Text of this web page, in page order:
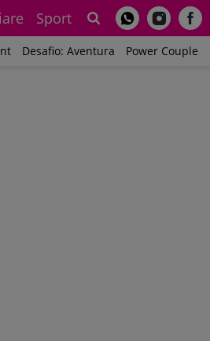
Sport
Desafio: Aventura Power Couple